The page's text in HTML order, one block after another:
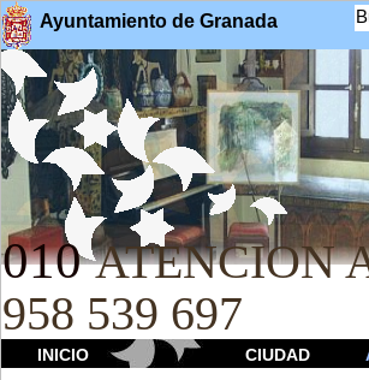
Ayuntamiento de Granada
010 ATENCION
958 539 697
INICIO CIUDAD